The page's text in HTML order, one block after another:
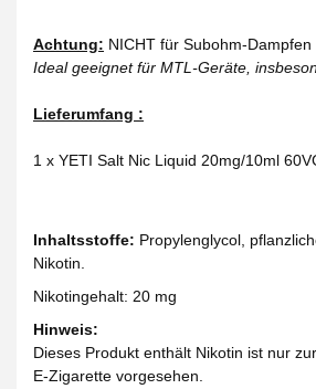
Achtung: NICHT für Subohm-Dampfen
Ideal geeignet für MTL-Geräte,
Lieferumfang :
1 x YETI Salt Nic Liquid 20mg/10ml
Inhaltsstoffe: Propylenglycol,
Nikotin.
Nikotingehalt: 20 mg
Hinweis:
Dieses Produkt enthält Nikotin ist nur
E-Zigarette vorgesehen.